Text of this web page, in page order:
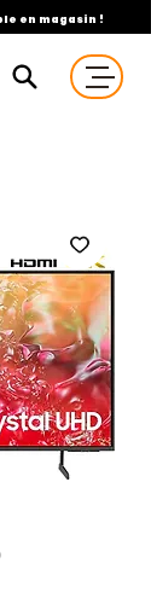
en magasin !